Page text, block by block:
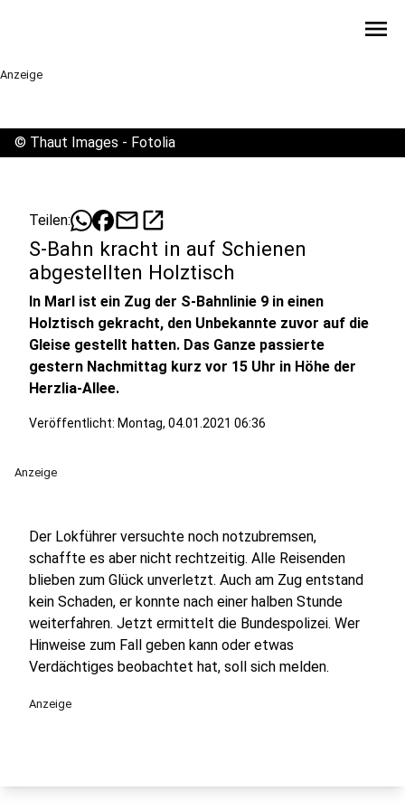
menu
Anzeige
© Thaut Images - Fotolia
Teilen: mailopen_in_new
S-Bahn kracht in auf Schienen
abgestellten Holztisch
In Marl ist ein Zug der S-Bahnlinie 9 in einen
Holztisch gekracht, den Unbekannte zuvor auf die
Gleise gestellt hatten. Das Ganze passierte
gestern Nachmittag kurz vor 15 Uhr in Höhe der
Herzlia-Allee.
Veröffentlicht: Montag, 04.01.2021 06:36
Anzeige
Der Lokführer versuchte noch notzubremsen,
schaffte es aber nicht rechtzeitig. Alle Reisenden
blieben zum Glück unverletzt. Auch am Zug entstand
kein Schaden, er konnte nach einer halben Stunde
weiterfahren. Jetzt ermittelt die Bundespolizei. Wer
Hinweise zum Fall geben kann oder etwas
Verdächtiges beobachtet hat, soll sich melden.
Anzeige